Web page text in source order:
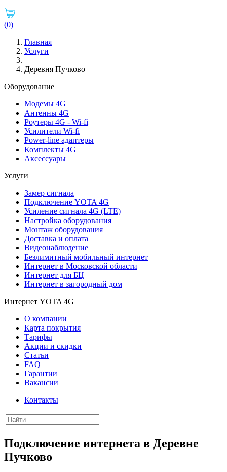
(0)
Главная
Услуги
Деревня Пучково
Оборудование
Модемы 4G
Антенны 4G
Роутеры 4G - Wi-fi
Усилители Wi-fi
Power-line адаптеры
Комплекты 4G
Аксессуары
Услуги
Замер сигнала
Подключение YOTA 4G
Усиление сигнала 4G (LTE)
Настройка оборудования
Монтаж оборудования
Доставка и оплата
Видеонаблюдение
Безлимитный мобильный интернет
Интернет в Московской области
Интернет для БЦ
Интернет в загородный дом
Интернет YOTA 4G
О компании
Карта покрытия
Тарифы
Акции и скидки
Статьи
FAQ
Гарантии
Вакансии
Контакты
Подключение интернета в Деревне
Пучково